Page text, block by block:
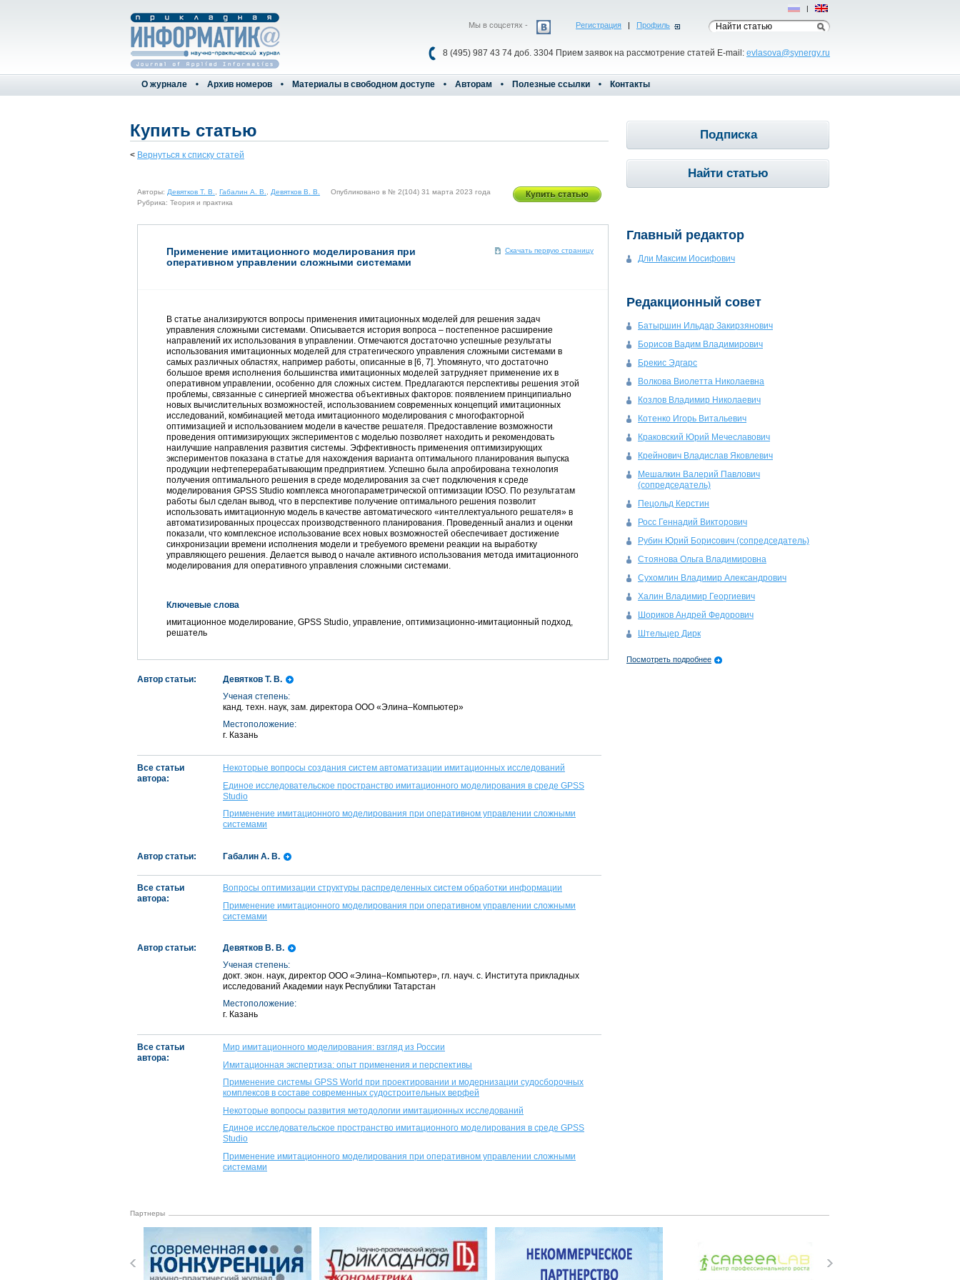
Регистрация | Профиль
8 (495) 987 43 74 доб. 3304 Прием заявок на рассмотрение статей E-mail: evlasova@synergy.ru
Мы в соцсетях -
Рус | Eng
О журнале Архив номеров Материалы в свободном доступе Авторам Полезные ссылки Контакты
Купить статью
< Вернуться к списку статей
Авторы: Девятков Т. В. Габалин А. В. Девятков В. В.
Опубликовано в № 2(104) 31 марта 2023 года
Рубрика: Теория и практика
Скачать первую страницу
Применение имитационного моделирования при
оперативном управлении сложными системами
В статье анализируются вопросы применения имитационных моделей для решения задач
управления сложными системами. Описывается история вопроса – постепенное расширение
направлений их использования в управлении. Отмечаются достаточно успешные результаты
использования имитационных моделей для стратегического управления сложными системами в
самых различных областях, например работы, описанные в [6, 7]. Упомянуто, что достаточно
большое время исполнения большинства имитационных моделей затрудняет применение их в
оперативном управлении, особенно для сложных систем. Предлагаются перспективы решения этой
проблемы, связанные с синергией множества объективных факторов: появлением принципиально
новых вычислительных возможностей, использованием современных концепций имитационных
исследований, комбинацией метода имитационного моделирования с многофакторной
оптимизацией и использованием модели в качестве решателя. Предоставление возможности
проведения оптимизирующих экспериментов с моделью позволяет находить и рекомендовать
наилучшие направления развития системы. Эффективность применения оптимизирующих
экспериментов показана в статье для нахождения варианта оптимального планирования выпуска
продукции нефтеперерабатывающим предприятием. Успешно была апробирована технология
получения оптимального решения в среде моделирования за счет подключения к среде
моделирования ­GPSS Studio комплекса многопараметрической оптимизации ­IOSO. По результатам
работы был сделан вывод, что в перспективе получение оптимального решения позволит
использовать имитационную модель в качестве автоматического «интеллектуального решателя» в
автоматизированных процессах производственного планирования. Проведенный анализ и оценки
показали, что комплексное использование всех новых возможностей обеспечивает достижение
синхронизации времени исполнения модели и требуемого времени реакции на выработку
управляющего решения. Делается вывод о начале активного использования метода имитационного
моделирования для оперативного управления сложными системами.
Ключевые слова
имитационное моделирование, GPSS Studio, управление, оптимизационно-имитационный подход,
решатель
Автор статьи:
Девятков Т. В.
Ученая степень:
канд. техн. наук, зам. директора ООО «Элина–Компьютер»
Местоположение:
г. Казань
Все статьи
автора:
Некоторые вопросы создания систем автоматизации имитационных исследований
Единое исследовательское пространство имитационного моделирования в среде GPSS
Studio
Применение имитационного моделирования при оперативном управлении сложными
системами
Автор статьи: Габалин А. В.
Все статьи
автора:
Вопросы оптимизации структуры распределенных систем обработки информации
Применение имитационного моделирования при оперативном управлении сложными
системами
Автор статьи:
Девятков В. В.
Ученая степень:
докт. экон. наук, директор ООО «Элина–Компьютер», гл. науч. с. Института прикладных
исследований Академии наук Республики Татарстан
Местоположение:
г. Казань
Все статьи
автора:
Мир имитационного моделирования: взгляд из России
Имитационная экспертиза: опыт применения и перспективы
Применение системы GPSS World при проектировании и модернизации судосборочных
комплексов в составе современных судостроительных верфей
Некоторые вопросы развития методологии имитационных исследований
Единое исследовательское пространство имитационного моделирования в среде GPSS
Studio
Применение имитационного моделирования при оперативном управлении сложными
системами
Подписка
Найти статью
Главный редактор
Дли Максим Иосифович
Редакционный совет
Батыршин Ильдар Закирзянович
Борисов Вадим Владимирович
Брекис Эдгарс
Волкова Виолетта Николаевна
Козлов Владимир Николаевич
Котенко Игорь Витальевич
Краковский Юрий Мечеславович
Крейнович Владислав Яковлевич
Мешалкин Валерий Павлович
(сопредседатель)
Пецольд Керстин
Росс Геннадий Викторович
Рубин Юрий Борисович (сопредседатель)
Стоянова Ольга Владимировна
Сухомлин Владимир Александрович
Халин Владимир Георгиевич
Шориков Андрей Федорович
Штельцер Дирк
Посмотреть подробнее
Партнеры